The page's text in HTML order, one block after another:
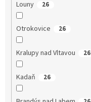
Louny 26
Otrokovice 26
Kralupy nad Vltavou 26
Kadaň 26